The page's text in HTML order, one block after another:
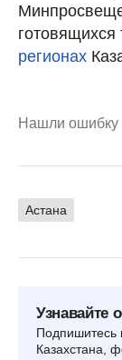
готовящихся
регионах
Нашли ошибку
Астана
Узнавайте
Подпишитесь
Казахстана,